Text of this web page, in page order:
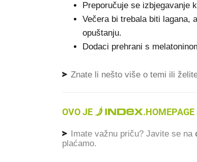
Preporučuje se izbjegavanje
Večera bi trebala biti lagana,
opuštanju.
Dodaci prehrani s
Znate li nešto više o temi ili
OVO JE .
Imate važnu priču? Javite se na
plaćamo.